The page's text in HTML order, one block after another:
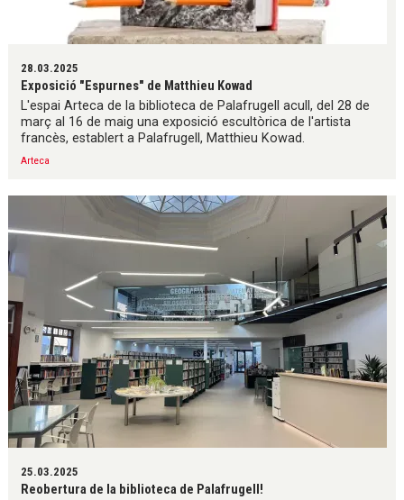
28.03.2025
Exposició "Espurnes" de Matthieu Kowad
L'espai Arteca de la biblioteca de Palafrugell acull, del 28 de
març al 16 de maig una exposició escultòrica de l'artista
francès, establert a Palafrugell, Matthieu Kowad.
Arteca
25.03.2025
Reobertura de la biblioteca de Palafrugell!